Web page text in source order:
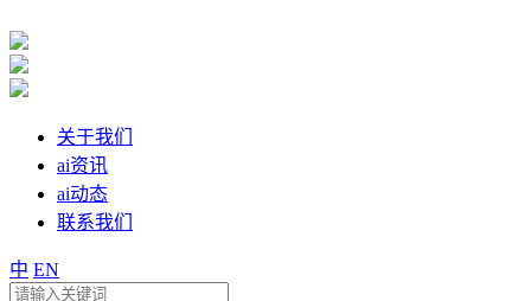
关于我们
ai资讯
ai动态
联系我们
中 EN